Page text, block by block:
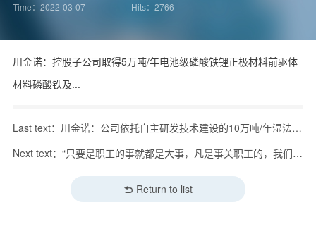
Time：2022-03-07 Hits：2766
川金诺：控股子公司取得5万吨/年电池级磷酸铁锂正极材料前驱体
材料磷酸铁及...
Last text：川金诺：公司依托自主研发技术建设的10万吨/年湿法净化磷酸装置...
Next text：“只要是职工的事就都是大事，凡是事关职工的，我们能办的马上办，不行的就...
Return to list